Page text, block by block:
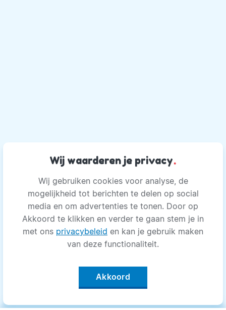
Wij waarderen je privacy.
Wij gebruiken cookies voor analyse, de
mogelijkheid tot berichten te delen op social
media en om advertenties te tonen. Door op
Akkoord te klikken en verder te gaan stem je in
met ons privacybeleid en kan je gebruik maken
van deze functionaliteit.
Akkoord